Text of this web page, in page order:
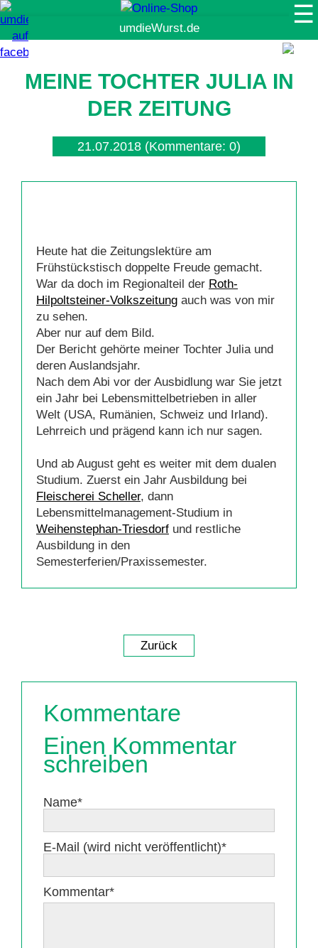
MEINE TOCHTER JULIA IN
DER ZEITUNG
21.07.2018 (Kommentare: 0)
Heute hat die Zeitungslektüre am
Frühstückstisch doppelte Freude gemacht.
War da doch im Regionalteil der Roth-
Hilpoltsteiner-Volkszeitung auch was von mir
zu sehen.
Aber nur auf dem Bild.
Der Bericht gehörte meiner Tochter Julia und
deren Auslandsjahr.
Nach dem Abi vor der Ausbidlung war Sie jetzt
ein Jahr bei Lebensmittelbetrieben in aller
Welt (USA, Rumänien, Schweiz und Irland).
Lehrreich und prägend kann ich nur sagen.
Und ab August geht es weiter mit dem dualen
Studium. Zuerst ein Jahr Ausbildung bei
Fleischerei Scheller, dann
Lebensmittelmanagement-Studium in
Weihenstephan-Triesdorf und restliche
Ausbildung in den
Semesterferien/Praxissemester.
Zurück
Kommentare
Einen Kommentar
schreiben
Pflichtfeld
Name*
Pflichtfeld
E-Mail (wird nicht veröffentlicht)*
Pflichtfeld
Kommentar*
☰